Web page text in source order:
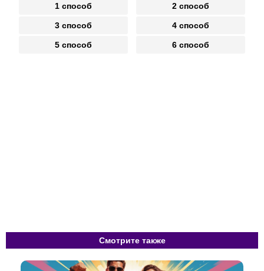
1 способ 2 способ
3 способ 4 способ
5 способ 6 способ
Смотрите также